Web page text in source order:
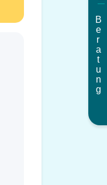
Beratung